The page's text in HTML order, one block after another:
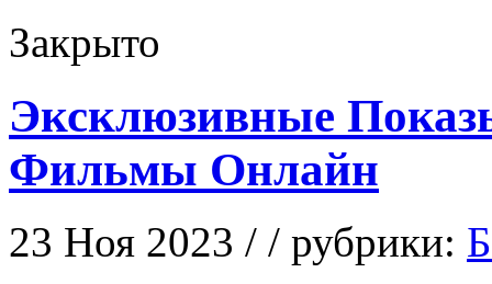
Закрыто
Эксклюзивные
Фильмы Онлайн
23 Ноя 2023 / / рубрики: